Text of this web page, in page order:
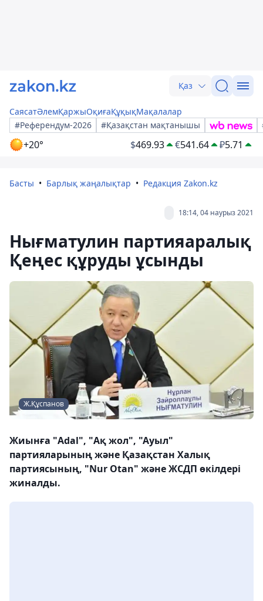
Қаз
СаясатӘлемҚаржыОқиғаҚұқықМақалалар
#Референдум-2026
#Қазақстан мақтанышы
+20° $469.93 €541.64 ₽5.71
Басты Барлық жаңалықтар Редакция Zakon.kz
18:14, 04 наурыз 2021
Нығматулин партияаралық
Қеңес құруды ұсынды
Ж.Құспанов
Жиынға "Adal", "Ақ жол", "Ауыл"
партияларының және Қазақстан Халық
партиясының, "Nur Otan" және ЖСДП өкілдері
жиналды.